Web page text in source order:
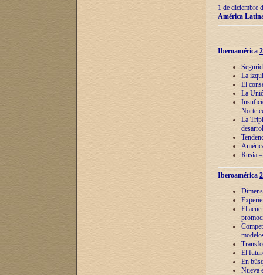
1 de diciembre
América
Iberoamérica
La
El
La
Norte
La
Rusia
Iberoamérica
El
El
En
Nueva